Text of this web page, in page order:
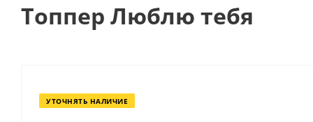
Топпер Люблю тебя
УТОЧНЯТЬ НАЛИЧИЕ